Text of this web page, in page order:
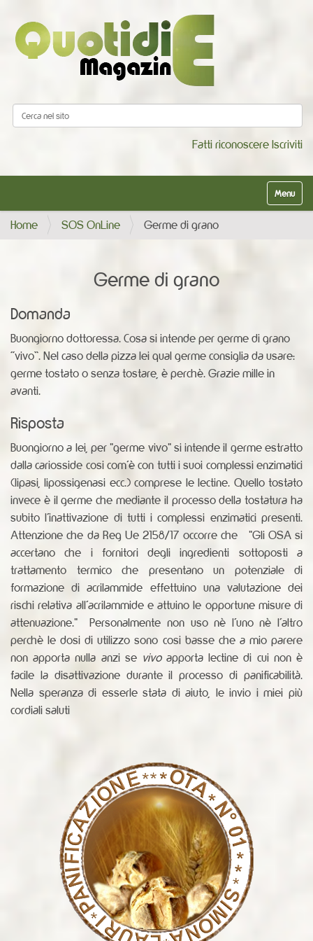
Cerca nel sito
Fatti riconoscere Iscriviti
Alterna la
Home SOS OnLine Germe di grano
Germe di grano
Domanda
Buongiorno dottoressa. Cosa si intende per germe di grano
“vivo”. Nel caso della pizza lei qual germe consiglia da usare:
germe tostato o senza tostare, è perchè. Grazie mille in
avanti.
Risposta
Buongiorno a lei, per "germe vivo" si intende il germe estratto
dalla cariosside cosi com'è con tutti i suoi complessi enzimatici
(lipasi, lipossigenasi ecc.) comprese le lectine. Quello tostato
invece è il germe che mediante il processo della tostatura ha
subito l'inattivazione di tutti i complessi enzimatici presenti.
Attenzione che da Reg Ue 2158/17 occorre che "Gli OSA si
accertano che i fornitori degli ingredienti sottoposti a
trattamento termico che presentano un potenziale di
formazione di acrilammide effettuino una valutazione dei
rischi relativa all'acrilammide e attuino le opportune misure di
attenuazione." Personalmente non uso nè l'uno nè l'altro
perchè le dosi di utilizzo sono cosi basse che a mio parere
non apporta nulla anzi se vivoapporta lectine di cui non è
facile la disattivazione durante il processo di panificabilità.
Nella speranza di esserle stata di aiuto, le invio i miei più
cordiali saluti